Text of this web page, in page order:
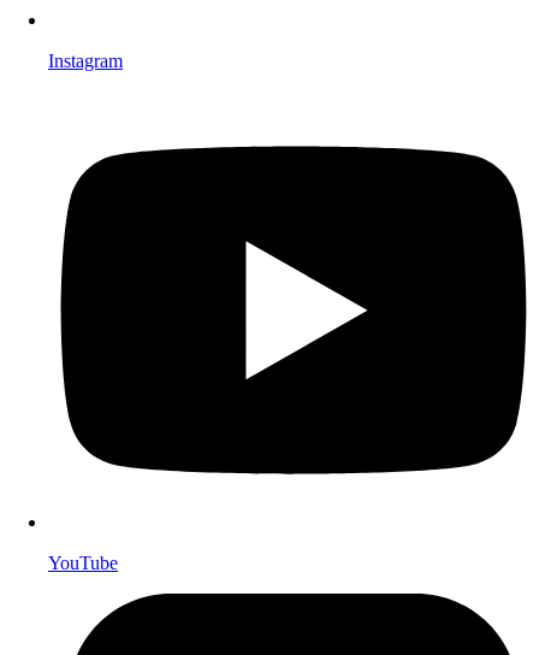
Instagram
YouTube